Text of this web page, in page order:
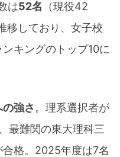
は52名 （現役42
移しており、女子校
キングのトップ10に
強さ 。理系選択者が
最難関の東大理科三
格。2025年度は7名